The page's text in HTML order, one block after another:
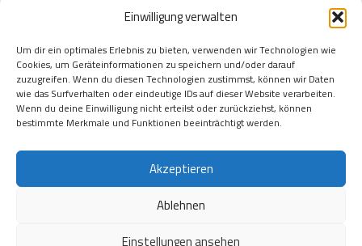
Einwilligung verwalten
Um dir ein optimales Erlebnis zu bieten, verwenden wir Technologien wie
Cookies, um Geräteinformationen zu speichern und/oder darauf
zuzugreifen. Wenn du diesen Technologien zustimmst, können wir Daten
wie das Surfverhalten oder eindeutige IDs auf dieser Website verarbeiten.
Wenn du deine Einwilligung nicht erteilst oder zurückziehst, können
bestimmte Merkmale und Funktionen beeinträchtigt werden.
Akzeptieren
Ablehnen
Einstellungen ansehen
Versand
DHL
Klimaneutral